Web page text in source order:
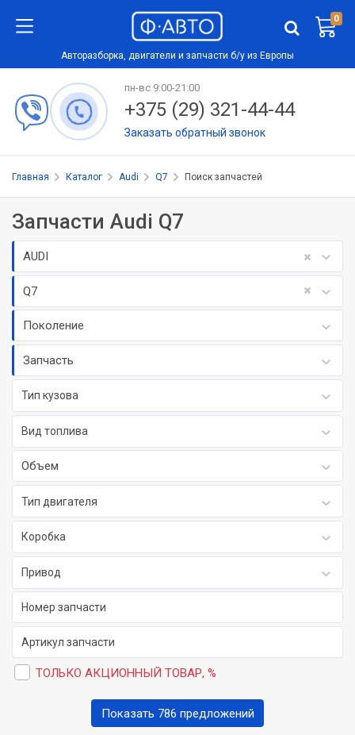
0
Авторазборка, двигатели и запчасти б/у из Европы
пн-вс 9:00-21:00
+375 (29) 321-44-44
Заказать обратный звонок
Главная Каталог Audi Q7 Поиск запчастей
Запчасти Audi Q7
AUDI
Q7
Поколение
Запчасть
Тип кузова
Вид топлива
Объем
Тип двигателя
Коробка
Привод
ТОЛЬКО АКЦИОННЫЙ ТОВАР, %
Показать 786 предложений